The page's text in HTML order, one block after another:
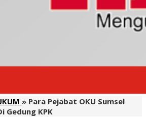
» Para Pejabat OKU Sumsel
Gedung KPK